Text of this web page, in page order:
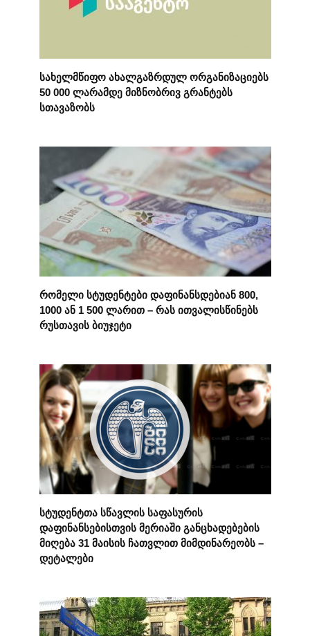
სახელმწიფო ახალგაზრდულ ორგანიზაციებს
50 000 ლარამდე მიზნობრივ გრანტებს
სთავაზობს
რომელი სტუდენტები დაფინანსდებიან 800,
1000 ან 1 500 ლარით – რას ითვალისწინებს
რუსთავის ბიუჯეტი
სტუდენტთა სწავლის საფასურის
დაფინანსებისთვის მერიაში განცხადებების
მიღება 31 მაისის ჩათვლით მიმდინარეობს –
დეტალები